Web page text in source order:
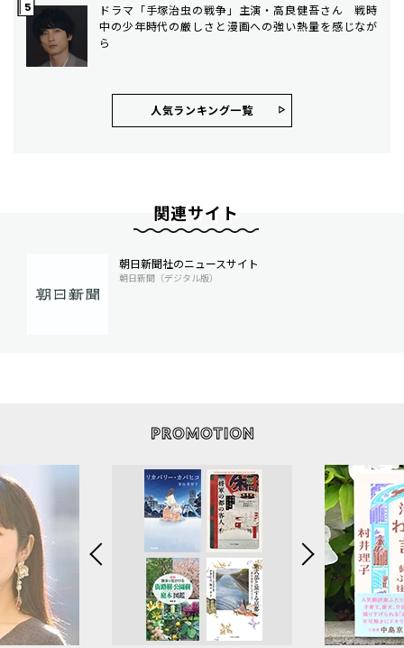
ドラマ「手塚治虫の戦争」主演・高良健吾さん 戦時
中の少年時代の厳しさと漫画への強い熱量を感じなが
ら
人気ランキング⼀覧
関連サイト
朝日新聞社のニュースサイト
朝日新聞（デジタル版）